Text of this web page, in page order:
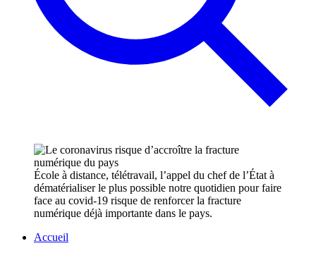
École à distance, télétravail, l’appel du chef de l’État à
dématérialiser le plus possible notre quotidien pour faire
face au covid-19 risque de renforcer la fracture
numérique déjà importante dans le pays.
Accueil